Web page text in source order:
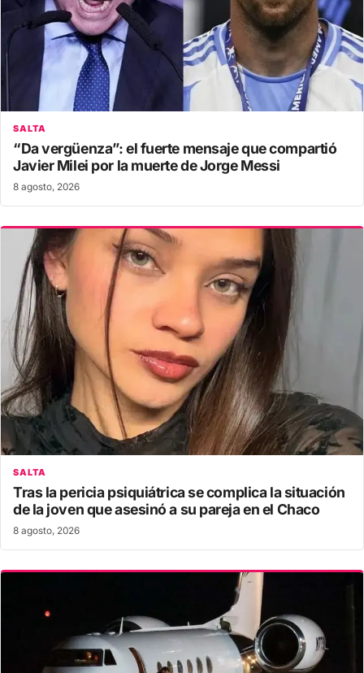
SALTA
“Da vergüenza”: el fuerte mensaje que compartió
Javier Milei por la muerte de Jorge Messi
8 agosto, 2026
SALTA
Tras la pericia psiquiátrica se complica la situación
de la joven que asesinó a su pareja en el Chaco
8 agosto, 2026